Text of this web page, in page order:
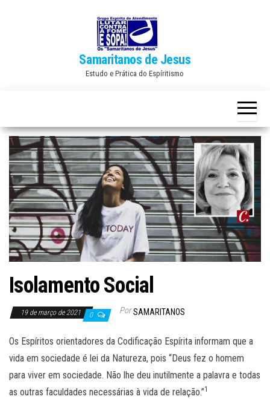
Samaritanos de Jesus
Estudo e Prática do Espíritismo
Isolamento Social
19 de março de 2021 0 Por SAMARITANOS
Os Espíritos orientadores da Codificação Espírita informam que a
vida em sociedade é lei da Natureza, pois “Deus fez o homem
para viver em sociedade. Não lhe deu inutilmente a palavra e todas
as outras faculdades necessárias à vida de relação.”1